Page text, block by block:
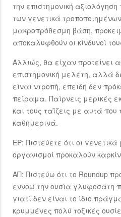
την επιστημονική αξιολόγηση
των γενετικά
μακροπρόθεσμη βάση,
αποκαλυφθούν οι κίνδυνοί
Αλλιώς, θα είχαν προτείνει
επιστημονική μελέτη, αλλά
είναι ντροπή, επειδή δεν
πείραμα. Παίρνεις μερικές
και τους ταΐζεις με αυτά
καθημερινά.
ΕΡ: Πιστεύετε ότι οι
οργανισμοί προκαλούν
ΑΠ: Πιστεύω ότι το Roundup
εννοώ την ουσία γλυφοσάτη
γιατί δεν είναι το ίδιο
κρυμμένες πολύ τοξικές